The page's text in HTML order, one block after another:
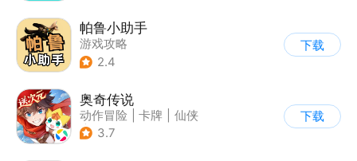
帕鲁小助手
游戏攻略
2.4
下载
奥奇传说
动作冒险 卡牌
仙侠
| 童年
3.7
下载